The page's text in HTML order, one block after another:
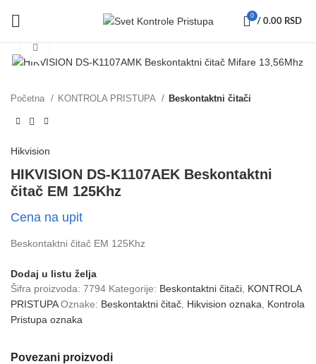
0
/ 0.00 RSD
Početna KONTROLA PRISTUPA Beskontaktni čitači
Hikvision
HIKVISION DS-K1107AEK Beskontaktni
čitač EM 125Khz
Cena na upit
Beskontaktni čitač EM 125Khz
Dodaj u listu želja
Šifra proizvoda: 7794 Kategorije: Beskontaktni čitači KONTROLA
PRISTUPA Oznake: Beskontaktni čitač Hikvision oznaka
Kontrola
Pristupa oznaka
Povezani proizvodi